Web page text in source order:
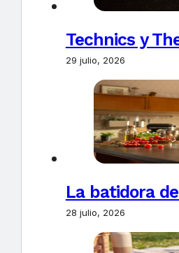
Technics y
29 julio, 2026
La batidora
28 julio, 2026